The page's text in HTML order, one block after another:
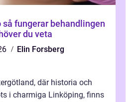
du veta
Elin Forsberg
där historia och
i charmiga Linköping, finns